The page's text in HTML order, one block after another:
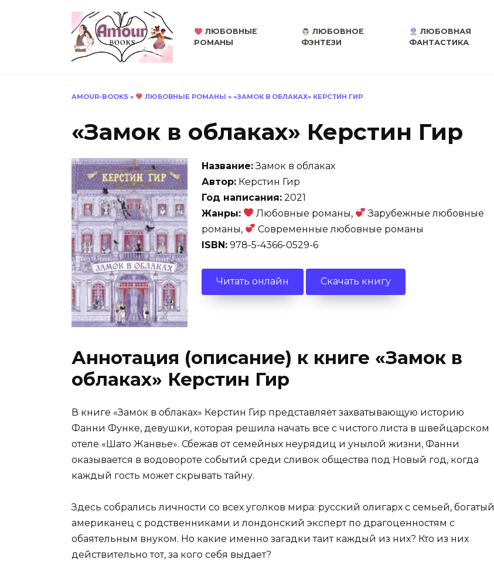
ЛЮБОВНЫЕ
РОМАНЫ
ЛЮБОВНОЕ
ФЭНТЕЗИ
ЛЮБОВНАЯ
ФАНТАСТИКА
AMOUR-BOOKS » ЛЮБОВНЫЕ РОМАНЫ » «ЗАМОК В ОБЛАКАХ» КЕРСТИН ГИР
«Замок в облаках» Керстин Гир
Название:Замок в облаках
Автор: Керстин Гир
Год написания: 2021
Жанры:
Любовные романы,
Зарубежные любовные
романы,
Современные любовные романы
ISBN: 978-5-4366-0529-6
Читать онлайн Скачать книгу
Аннотация (описание) к книге «Замок в
облаках» Керстин Гир
В книге «Замок в облаках» Керстин Гир представляет захватывающую историю
Фанни Функе, девушки, которая решила начать все с чистого листа в швейцарском
отеле «Шато Жанвье». Сбежав от семейных неурядиц и унылой жизни, Фанни
оказывается в водовороте событий среди сливок общества под Новый год, когда
каждый гость может скрывать тайну.
Здесь собрались личности со всех уголков мира: русский олигарх с семьей, богатый
американец с родственниками и лондонский эксперт по драгоценностям с
обаятельным внуком. Но какие именно загадки таит каждый из них? Кто из них
действительно тот, за кого себя выдает?